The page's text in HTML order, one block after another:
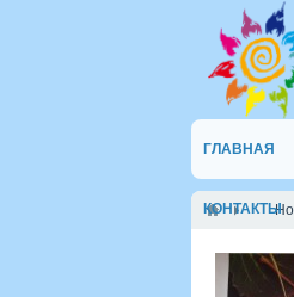
ГЛАВНАЯ
КОНТАКТЫ